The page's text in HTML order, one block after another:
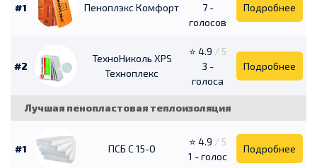
#1 Пеноплэкс Комфорт
7 -
голосов
Подробнее
#2
ТехноНиколь ХРS
Техноплекс
⭐ 4.9 / 5
3 -
голоса
Подробнее
Лучшая пенопластовая теплоизоляция
#1 ПСБ С 15-О
⭐ 4.9 / 5
1 - голос
Подробнее